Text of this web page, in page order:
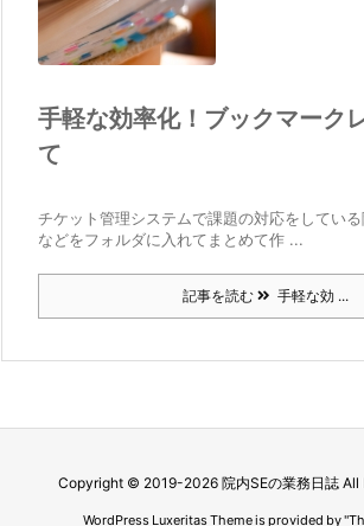
手軽な効率化！ブックマーク
て
チケット管理システムで課題の対応をしてい
などをフォルダに入れてまとめて作 ...
記事を読む 手軽な効 ...
Copyright © 2019-2026 院内SEの業務日誌All
WordPress Luxeritas Theme is provided by "